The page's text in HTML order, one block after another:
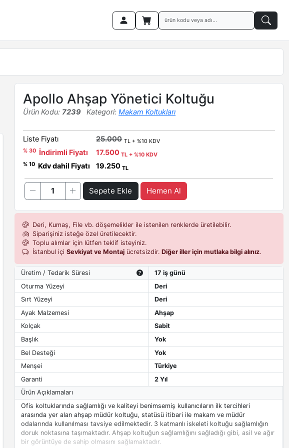
Apollo Ahşap Yönetici Koltuğu
Ürün Kodu: 7239 Kategori:Makam Koltukları
Liste Fiyatı 25.000 TL + %10 KDV
% 30 İndirimli Fiyatı 17.500TL + %10 KDV
% 10 Kdv dahil Fiyatı 19.250TL
Sepete Ekle Hemen Al
Deri, Kumaş, File vb. döşemelikler ile istenilen renklerde üretilebilir.
Siparişiniz isteğe özel üretilecektir.
Toplu alımlar için lütfen teklif isteyiniz.
İstanbul içiSevkiyat ve Montaj ücretsizdir.Diğer iller için mutlaka bilgi alınız.
Üretim / Tedarik Süresi
17 iş günü
Oturma Yüzeyi
Deri
Sırt Yüzeyi
Deri
Ayak Malzemesi
Ahşap
Kolçak
Sabit
Başlık
Yok
Bel Desteği
Yok
Menşei
Türkiye
Garanti
2 Yıl
Ürün Açıklamaları
Ofis koltuklarında sağlamlığı ve kaliteyi benimsemiş kullanıcıların ilk tercihleri
arasında yer alan ahşap müdür koltuğu, statüsü itibari ile makam ve müdür
odalarında kullanılması tavsiye edilmektedir. 3 katmanlı iskeleti koltuğu sağlamlığın
doruk noktasına taşımaktadır. Ahşap koltuğun sağlamlığını sağladığı gibi, asil ve ağır
bir görüntüye de sahip olmasını sağlamaktadır.